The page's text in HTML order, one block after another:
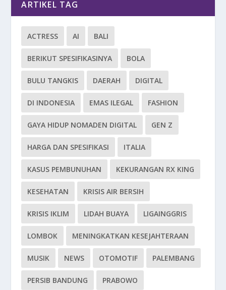
ARTIKEL TAG
ACTRESS AI BALI
BERIKUT SPESIFIKASINYA BOLA
BULU TANGKIS DAERAH DIGITAL
DI INDONESIA EMAS ILEGAL FASHION
GAYA HIDUP NOMADEN DIGITAL GEN Z
HARGA DAN SPESIFIKASI ITALIA
KASUS PEMBUNUHAN KEKURANGAN RX KING
KESEHATAN KRISIS AIR BERSIH
KRISIS IKLIM LIDAH BUAYA LIGAINGGRIS
LOMBOK MENINGKATKAN KESEJAHTERAAN
MUSIK NEWS OTOMOTIF PALEMBANG
PERSIB BANDUNG PRABOWO